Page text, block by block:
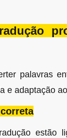
palavras
e adaptação
estão